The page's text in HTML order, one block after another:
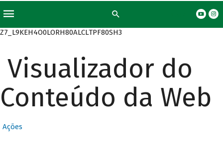
Z7_L9KEH4O0LORH80ALCLTPF80SH3
Visualizador do
Conteúdo da Web
Ações